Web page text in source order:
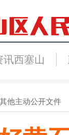
讯西塞山
其他主动公开文件